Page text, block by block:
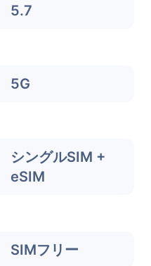
5.7
5G
シングルSIM +
eSIM
SIMフリー